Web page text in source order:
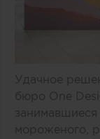
Удачное
бюро One
мороженого,